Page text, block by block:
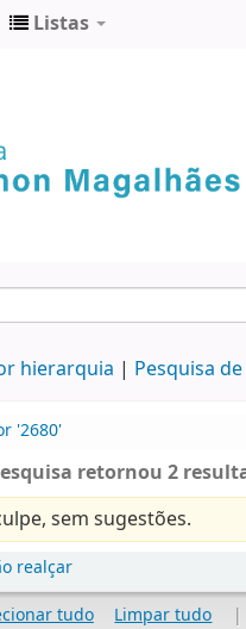
Listas
hierarquia Pesquisa
'2680'
retornou 2
sem sugestões.
realçar
tudo
Limpar tudo |